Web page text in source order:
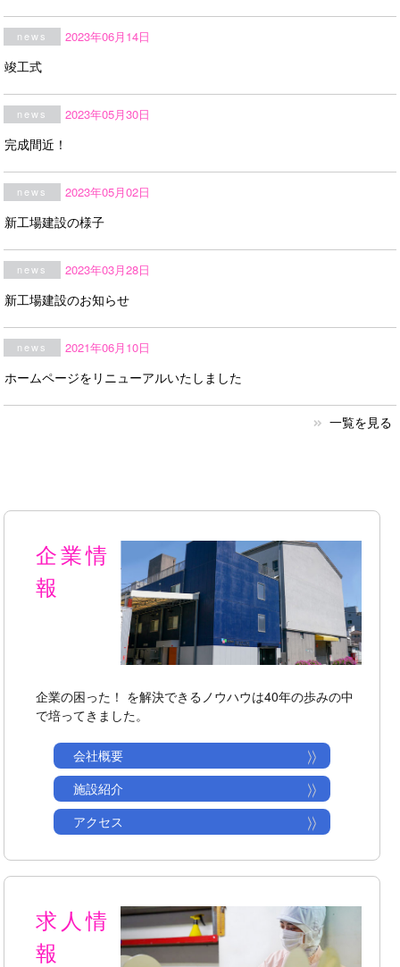
news 2023年06月14日
竣工式
news 2023年05月30日
完成間近！
news 2023年05月02日
新工場建設の様子
news 2023年03月28日
新工場建設のお知らせ
news 2021年06月10日
ホームページをリニューアルいたしました
一覧を見る
企業情
報
企業の困った！ を解決できるノウハウは40年の歩みの中
で培ってきました。
会社概要
施設紹介
アクセス
求人情
報